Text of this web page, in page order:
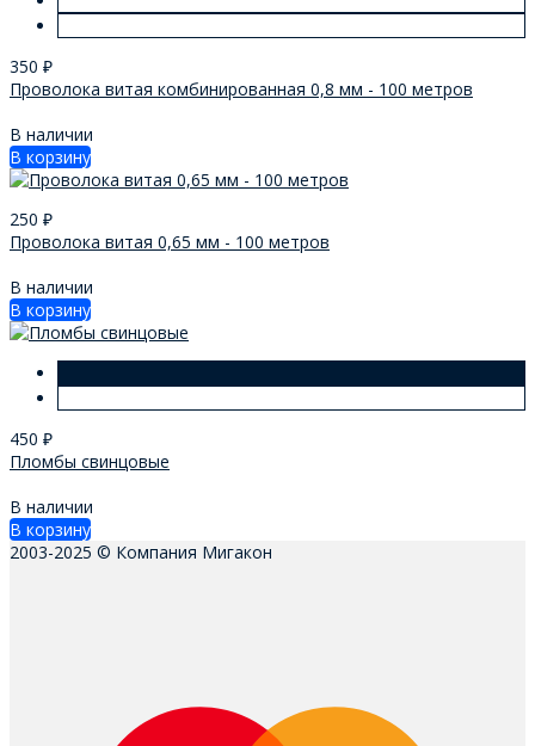
350 ₽
Проволока витая комбинированная 0,8 мм - 100 метров
В наличии
В корзину
250 ₽
Проволока витая 0,65 мм - 100 метров
В наличии
В корзину
450 ₽
Пломбы свинцовые
В наличии
В корзину
2003-2025 © Компания Мигакон